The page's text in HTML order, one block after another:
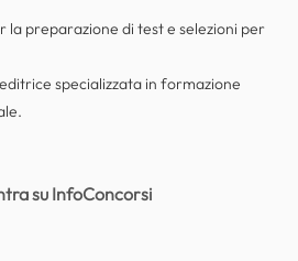
la preparazione di test e selezioni per
specializzata in formazione
su InfoConcorsi